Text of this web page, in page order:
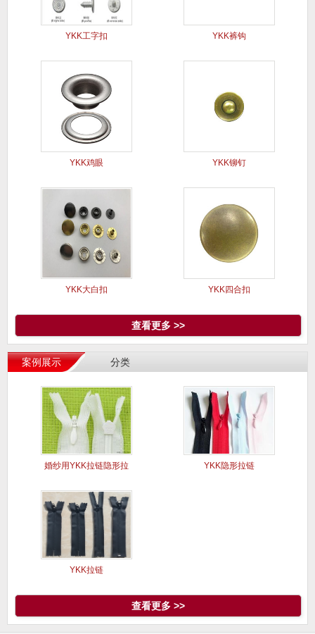
YKK工字扣 YKK裤钩
YKK鸡眼 YKK铆钉
YKK大白扣 YKK四合扣
查看更多 >>
案例展示 分类
婚纱用YKK拉链隐形拉 YKK隐形拉链
YKK拉链
查看更多 >>